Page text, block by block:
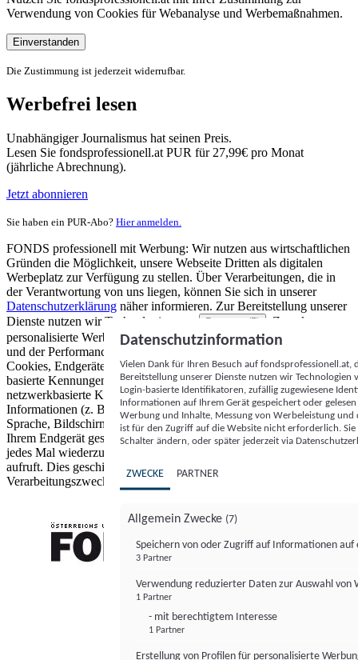
Verwendung von Cookies für Webanalyse und Werbemaßnahmen.
Einverstanden
Die Zustimmung ist jederzeit widerrufbar.
Werbefrei lesen
Unabhängiger Journalismus hat seinen Preis.
Lesen Sie fondsprofessionell.at PUR für 27,99€ pro Monat
(jährliche Abrechnung).
Jetzt abonnieren
Sie haben ein PUR-Abo? Hier anmelden.
FONDS professionell mit Werbung: Wir nutzen aus wirtschaftlichen
Gründen die Möglichkeit, unsere Webseite Dritten als digitalen
Werbeplatz zur Verfügung zu stellen. Über Verarbeitungen, die in
der Verantwortung von uns liegen, können Sie sich in unserer
Datenschutzerklärung näher informieren. Zur Bereitstellung unserer
Dienste nutzen wir Technologien von
Partnern (5)
. Zwecke:
personalisierte Werbung und Inhalte, Messung von Werbeleistung
und der Performance von Inhalten sowie Zielgruppenforschung.
Cookies, Endgeräte- oder ähnliche Online-Kennungen (z. B. login-
basierte Kennungen, zufällig generierte Kennungen,
netzwerkbasierte Kennungen) können zusammen mit anderen
Informationen (z. B. Browsertyp und Browserinformationen,
Sprache, Bildschirmgröße, unterstützte Technologien usw.) auf
Ihrem Endgerät gespeichert oder von dort ausgelesen werden, um es
jedes Mal wiederzuerkennen, wenn es eine App oder einer Webseite
aufruft. Dies geschieht für einen oder mehrere der hier aufgeführten
Verarbeitungszwecke.
Datenschutzinformation
Vielen Dank für Ihren Besuch auf
Bereitstellung unserer Dienste nutzen wir Technologien
Login-basierte Identifikatoren, zufällig zugewiesene
Informationen auf Ihrem Gerät gespeichert oder
Werbung und Inhalte, Messung von Werbeleistung
ist für den Zugriff auf die Website nicht erforderlich.
Schalter ändern, oder später jederzeit via
ZWECKE PARTNER
Allgemein Zwecke (7)
Speichern von oder Zugriff auf Informationen auf
3 Partner
Verwendung reduzierter Daten zur Auswahl von
1 Partner
- mit berechtigtem Interesse
1 Partner
Erstellung von Profilen für personalisierte
FONDS professionell